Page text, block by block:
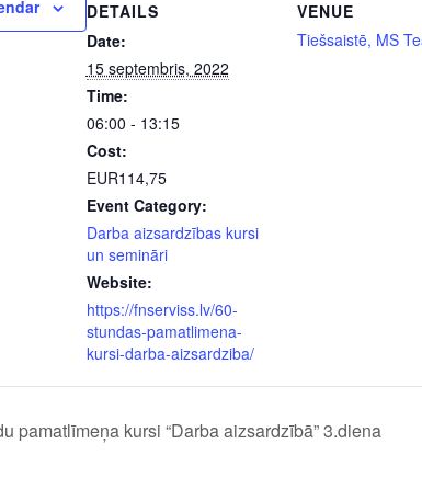
DETAILS
Date:
15 septembris, 2022
Time:
06:00 - 13:15
Cost:
EUR114,75
Event Category:
Darba aizsardzības kursi
un semināri
Website:
https://fnserviss.lv/60-
stundas-pamatlimena-
kursi-darba-aizsardziba/
VENUE
Tiešsaistē, MS
pamatlīmeņa kursi “Darba aizsardzībā” 3.diena